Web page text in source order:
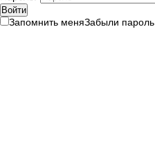
Запомнить меняЗабыли пароль